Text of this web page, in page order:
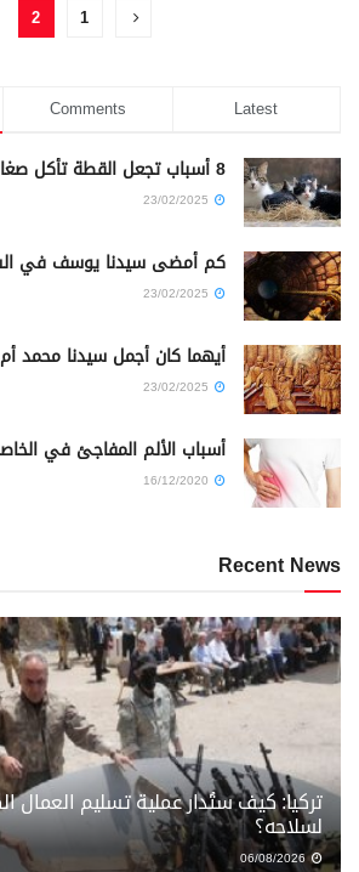
1
2
Comments Latest
8 أسباب تجعل القطة تأكل صغارها
كم أمضى سيدنا يوسف في
أيهما كان أجمل سيدنا محمد
أسباب الألم المفاجئ في
Recent News
تركيا: كيف ستُدار عملية تسليم العمال
لسلاحه؟
06/08/2026